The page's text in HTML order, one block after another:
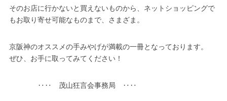
そのお店に行かないと買えないものから、ネットショッピングで
もお取り寄せ可能なものまで、さまざま。
京阪神のオススメの手みやげが満載の一冊となっております。
ぜひ、お手に取ってみてください！
‥‥ 茂山狂言会事務局 ‥‥